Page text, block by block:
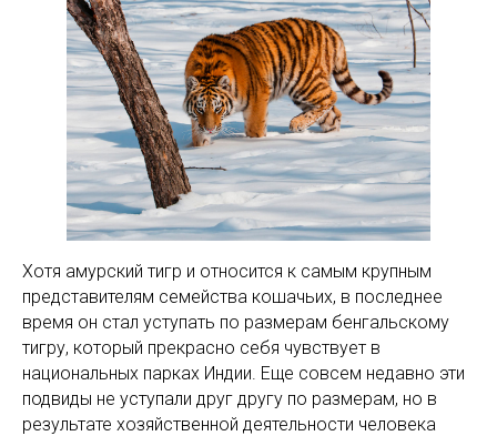
Хотя амурский тигр и относится к самым крупным
представителям семейства кошачьих, в последнее
время он стал уступать по размерам бенгальскому
тигру, который прекрасно себя чувствует в
национальных парках Индии. Еще совсем недавно эти
подвиды не уступали друг другу по размерам, но в
результате хозяйственной деятельности человека